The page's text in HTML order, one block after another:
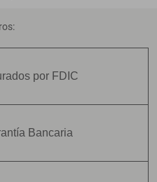
por FDIC
Bancaria